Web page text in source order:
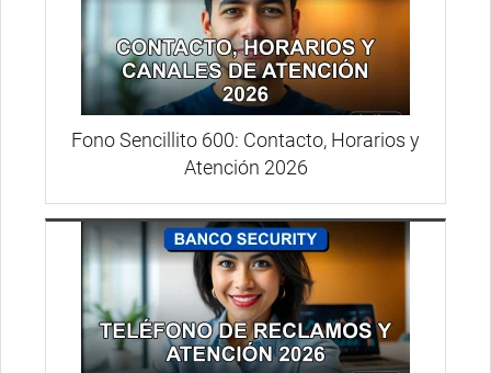
Fono Sencillito 600: Contacto, Horarios y
Atención 2026